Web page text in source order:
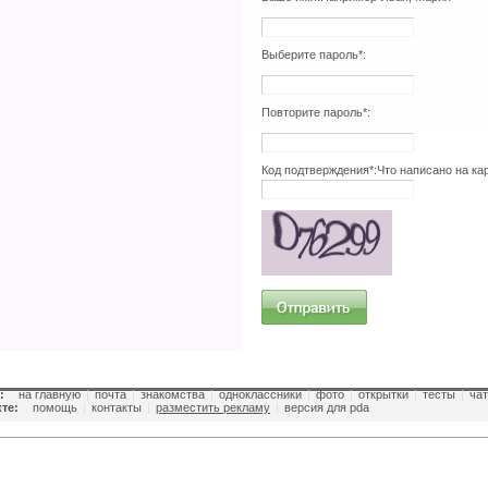
Выберите пароль*:
Повторите пароль*:
Код подтверждения*:Что написано на
на главную | почта | знакомства | одноклассники | фото | открытки | тесты | чат
помощь контакты разместить рекламу версия для pda